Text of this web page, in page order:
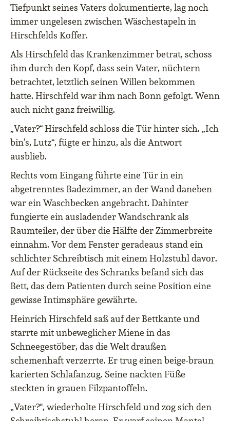
Tiefpunkt seines Vaters dokumentierte, lag noch
immer ungelesen zwischen Wäschestapeln in
Hirschfelds Koffer.
Als Hirschfeld das Krankenzimmer betrat, schoss
ihm durch den Kopf, dass sein Vater, nüchtern
betrachtet, letztlich seinen Willen bekommen
hatte. Hirschfeld war ihm nach Bonn gefolgt. Wenn
auch nicht ganz freiwillig.
„Vater?“ Hirschfeld schloss die Tür hinter sich. „Ich
bin’s, Lutz“, fügte er hinzu, als die Antwort
ausblieb.
Rechts vom Eingang führte eine Tür in ein
abgetrenntes Badezimmer, an der Wand daneben
war ein Waschbecken angebracht. Dahinter
fungierte ein ausladender Wandschrank als
Raumteiler, der über die Hälfte der Zimmerbreite
einnahm. Vor dem Fenster geradeaus stand ein
schlichter Schreibtisch mit einem Holzstuhl davor.
Auf der Rückseite des Schranks befand sich das
Bett, das dem Patienten durch seine Position eine
gewisse Intimsphäre gewährte.
Heinrich Hirschfeld saß auf der Bettkante und
starrte mit unbeweglicher Miene in das
Schneegestöber, das die Welt draußen
schemenhaft verzerrte. Er trug einen beige-braun
karierten Schlafanzug. Seine nackten Füße
steckten in grauen Filzpantoffeln.
„Vater?“, wiederholte Hirschfeld und zog sich den